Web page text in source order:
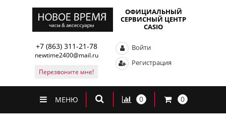
ОФИЦИАЛЬНЫЙ
СЕРВИСНЫЙ ЦЕНТР
CASIO
+7 (863) 311-21-78
newtime2400@mail.ru
Перезвоните мне!
Войти
Регистрация
МЕНЮ 0 0